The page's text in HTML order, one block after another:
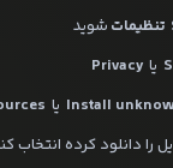
تنظیمات شوید
یا Privacy
Install یا
را دانلود کرده انتخاب